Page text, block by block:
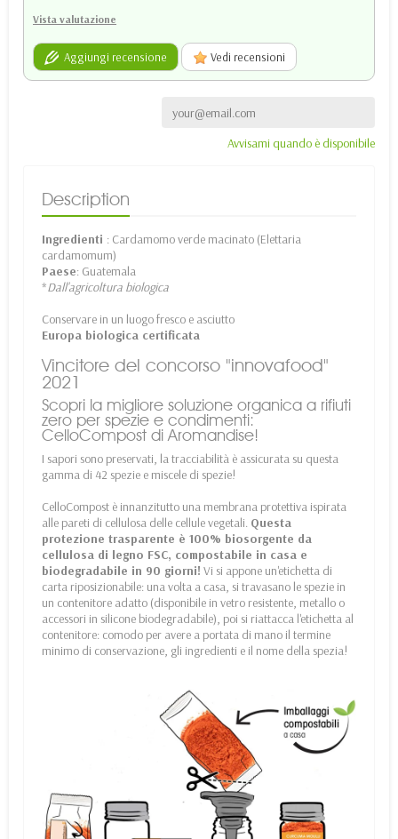
Vista valutazione
Aggiungi recensione Vedi recensioni
Avvisami quando è disponibile
Description
Ingredienti : Cardamomo verde macinato (Elettaria
cardamomum)
Paese: Guatemala
*Dall'agricoltura biologica
Conservare in un luogo fresco e asciutto
Europa biologica certificata
Vincitore del concorso "innovafood"
2021
Scopri la migliore soluzione organica a rifiuti
zero per spezie e condimenti:
CelloCompost di Aromandise!
I sapori sono preservati, la tracciabilità è assicurata su questa
gamma di 42 spezie e miscele di spezie!
CelloCompost è innanzitutto una membrana protettiva ispirata
alle pareti di cellulosa delle cellule vegetali. Questa
protezione trasparente è 100% biosorgente da
cellulosa di legno FSC, compostabile in casa e
biodegradabile in 90 giorni! Vi si appone un'etichetta di
carta riposizionabile: una volta a casa, si travasano le spezie in
un contenitore adatto (disponibile in vetro resistente, metallo o
accessori in silicone biodegradabile), poi si riattacca l'etichetta al
contenitore: comodo per avere a portata di mano il termine
minimo di conservazione, gli ingredienti e il nome della spezia!